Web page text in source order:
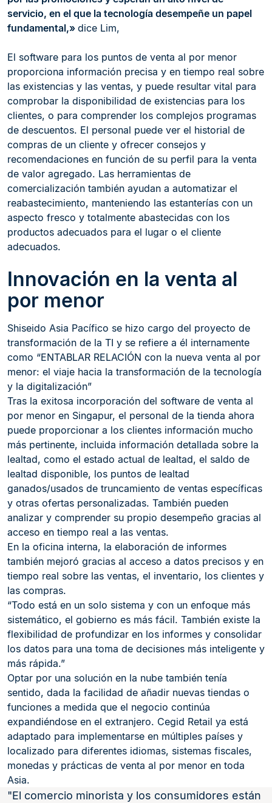
servicio, en el que la tecnología desempeñe un papel
fundamental,» dice Lim,
El software para los puntos de venta al por menor
proporciona información precisa y en tiempo real sobre
las existencias y las ventas, y puede resultar vital para
comprobar la disponibilidad de existencias para los
clientes, o para comprender los complejos programas
de descuentos. El personal puede ver el historial de
compras de un cliente y ofrecer consejos y
recomendaciones en función de su perfil para la venta
de valor agregado. Las herramientas de
comercialización también ayudan a automatizar el
reabastecimiento, manteniendo las estanterías con un
aspecto fresco y totalmente abastecidas con los
productos adecuados para el lugar o el cliente
adecuados.
Innovación en la venta al
por menor
Shiseido Asia Pacífico se hizo cargo del proyecto de
transformación de la TI y se refiere a él internamente
como “ENTABLAR RELACIÓN con la nueva venta al por
menor: el viaje hacia la transformación de la tecnología
y la digitalización”
Tras la exitosa incorporación del software de venta al
por menor en Singapur, el personal de la tienda ahora
puede proporcionar a los clientes información mucho
más pertinente, incluida información detallada sobre la
lealtad, como el estado actual de lealtad, el saldo de
lealtad disponible, los puntos de lealtad
ganados/usados de truncamiento de ventas específicas
y otras ofertas personalizadas. También pueden
analizar y comprender su propio desempeño gracias al
acceso en tiempo real a las ventas.
En la oficina interna, la elaboración de informes
también mejoró gracias al acceso a datos precisos y en
tiempo real sobre las ventas, el inventario, los clientes y
las compras.
“Todo está en un solo sistema y con un enfoque más
sistemático, el gobierno es más fácil. También existe la
flexibilidad de profundizar en los informes y consolidar
los datos para una toma de decisiones más inteligente y
más rápida.”
Optar por una solución en la nube también tenía
sentido, dada la facilidad de añadir nuevas tiendas o
funciones a medida que el negocio continúa
expandiéndose en el extranjero. Cegid Retail ya está
adaptado para implementarse en múltiples países y
localizado para diferentes idiomas, sistemas fiscales,
monedas y prácticas de venta al por menor en toda
Asia.
El comercio minorista y los consumidores están